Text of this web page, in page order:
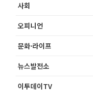
사회
오피니언
문화·라이프
뉴스발전소
이투데이TV